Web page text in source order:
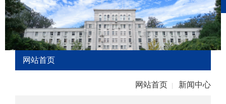
网站首页
网站首页 新闻中心